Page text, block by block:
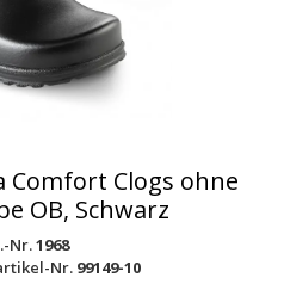
Comfort Clogs ohne
OB, Schwarz
Nr.1968
Nr. 99149-10